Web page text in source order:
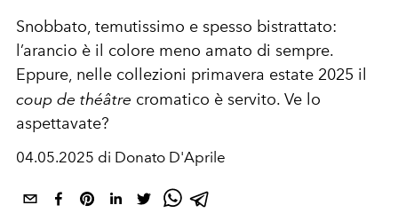
Snobbato, temutissimo e spesso bistrattato:
l’arancio è il colore meno amato di sempre.
Eppure, nelle collezioni primavera estate 2025 il
coup de théâtre cromatico è servito. Ve lo
aspettavate?
04.05.2025 di Donato D'Aprile